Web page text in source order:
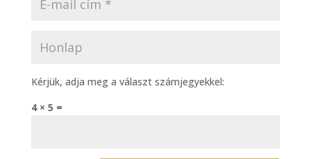
Kérjük, adja meg a választ számjegyekkel:
4 × 5 =